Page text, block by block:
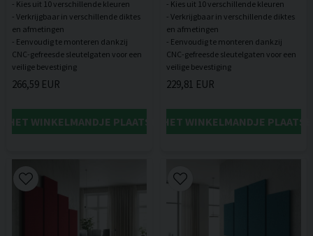
- Kies uit 10 verschillende kleuren
- Verkrijgbaar in verschillende diktes
en afmetingen
- Eenvoudig te monteren dankzij
CNC-gefreesde sleutelgaten voor een
266,59 EUR
HET WINKELMANDJE PLAATSEN
- Kies uit 10 verschillende kleuren
- Verkrijgbaar in verschillende diktes
en afmetingen
- Eenvoudig te monteren dankzij
CNC-gefreesde sleutelgaten voor een
229,81 EUR
IN HET WINKELMANDJE